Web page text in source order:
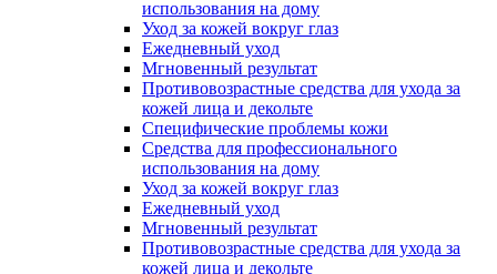
использования на дому
Уход за кожей вокруг глаз
Ежедневный уход
Мгновенный результат
Противовозрастные средства для ухода за
кожей лица и декольте
Специфические проблемы кожи
Средства для профессионального
использования на дому
Уход за кожей вокруг глаз
Ежедневный уход
Мгновенный результат
Противовозрастные средства для ухода за
кожей лица и декольте